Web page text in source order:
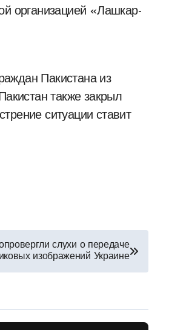
организацией «Лашкар-
Пакистана из
также закрыл
ситуации ставит
слухи о передаче
изображений Украине